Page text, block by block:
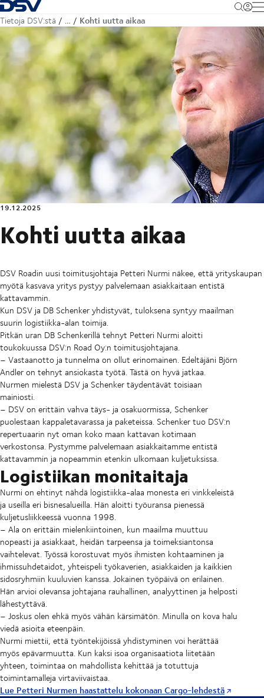
Takaisin kotisivulle
Tietoja DSV:stä … Kohti uutta aikaa
19.12.2025
Kohti uutta aikaa
DSV Roadin uusi toimitusjohtaja Petteri Nurmi näkee, että yrityskaupan
myötä kasvava yritys pystyy palvelemaan asiakkaitaan entistä
kattavammin.
Kun DSV ja DB Schenker yhdistyvät, tuloksena syntyy maailman
suurin logistiikka-alan toimija.
Pitkän uran DB Schenkerillä tehnyt Petteri Nurmi aloitti
toukokuussa DSV:n Road Oy:n toimitusjohtajana.
– Vastaanotto ja tunnelma on ollut erinomainen. Edeltäjäni Björn
Andler on tehnyt ansiokasta työtä. Tästä on hyvä jatkaa.
Nurmen mielestä DSV ja Schenker täydentävät toisiaan
mainiosti.
– DSV on erittäin vahva täys- ja osakuormissa, Schenker
puolestaan kappaletavarassa ja paketeissa. Schenker tuo DSV:n
repertuaarin nyt oman koko maan kattavan kotimaan
verkostonsa. Pystymme palvelemaan asiakkaitamme entistä
kattavammin ja nopeammin etenkin ulkomaan kuljetuksissa.
Logistiikan monitaitaja
Nurmi on ehtinyt nähdä logistiikka-alaa monesta eri vinkkeleistä
ja useilla eri bisnesalueilla. Hän aloitti työuransa pienessä
kuljetusliikkeessä vuonna 1998.
– Ala on erittäin mielenkiintoinen, kun maailma muuttuu
nopeasti ja asiakkaat, heidän tarpeensa ja toimeksiantonsa
vaihtelevat. Työssä korostuvat myös ihmisten kohtaaminen ja
ihmissuhdetaidot, yhteispeli työkaverien, asiakkaiden ja kaikkien
sidosryhmiin kuuluvien kanssa. Jokainen työpäivä on erilainen.
Hän arvioi olevansa johtajana rauhallinen, analyyttinen ja helposti
lähestyttävä.
– Joskus olen ehkä myös vähän kärsimätön. Minulla on kova halu
viedä asioita eteenpäin.
Nurmi miettii, että työntekijöissä yhdistyminen voi herättää
myös epävarmuutta. Kun kaksi isoa organisaatiota liitetään
yhteen, toimintaa on mahdollista kehittää ja totuttuja
toimintamalleja virtaviivaistaa.
Lue Petteri Nurmen haastattelu kokonaan Cargo-lehdestä